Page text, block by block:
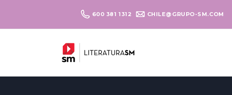
600 381 1312 CHILE@GRUPO-SM.COM